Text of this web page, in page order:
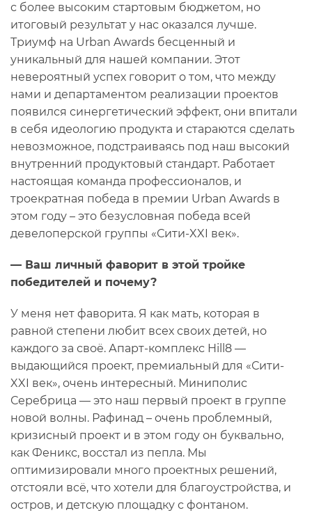
с более высоким стартовым бюджетом, но
итоговый результат у нас оказался лучше.
Триумф на Urban Awards бесценный и
уникальный для нашей компании. Этот
невероятный успех говорит о том, что между
нами и департаментом реализации проектов
появился синергетический эффект, они впитали
в себя идеологию продукта и стараются сделать
невозможное, подстраиваясь под наш высокий
внутренний продуктовый стандарт. Работает
настоящая команда профессионалов, и
троекратная победа в премии Urban Awards в
этом году – это безусловная победа всей
девелоперской группы «Сити-XXI век».
— Ваш личный фаворит в этой тройке
победителей и почему?
У меня нет фаворита. Я как мать, которая в
равной степени любит всех своих детей, но
каждого за своё. Апарт-комплекс Hill8 —
выдающийся проект, премиальный для «Сити-
XXI век», очень интересный. Миниполис
Серебрица — это наш первый проект в группе
новой волны. Рафинад – очень проблемный,
кризисный проект и в этом году он буквально,
как Феникс, восстал из пепла. Мы
оптимизировали много проектных решений,
отстояли всё, что хотели для благоустройства, и
остров, и детскую площадку с фонтаном.